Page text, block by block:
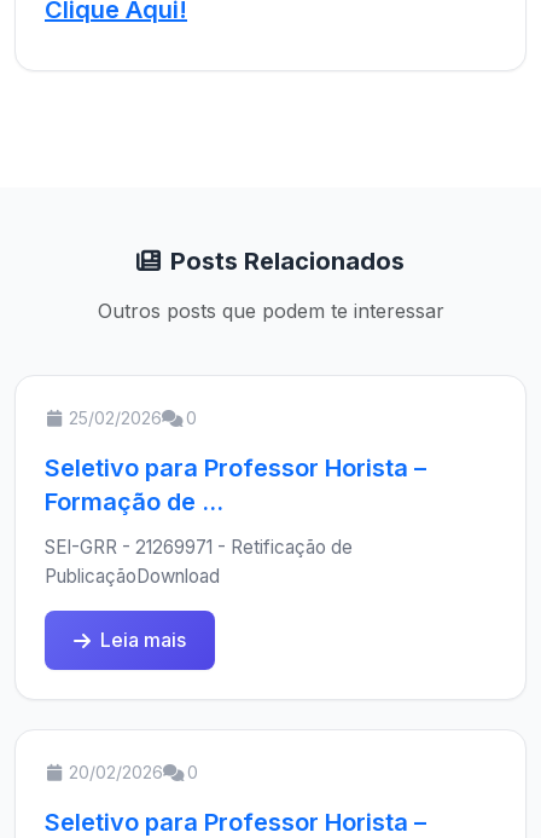
Clique Aqui!
Posts Relacionados
Outros posts que podem te interessar
25/02/2026 0
Seletivo para Professor Horista –
Formação de ...
SEI-GRR - 21269971 - Retificação de
PublicaçãoDownload
Leia mais
20/02/2026 0
Seletivo para Professor Horista –